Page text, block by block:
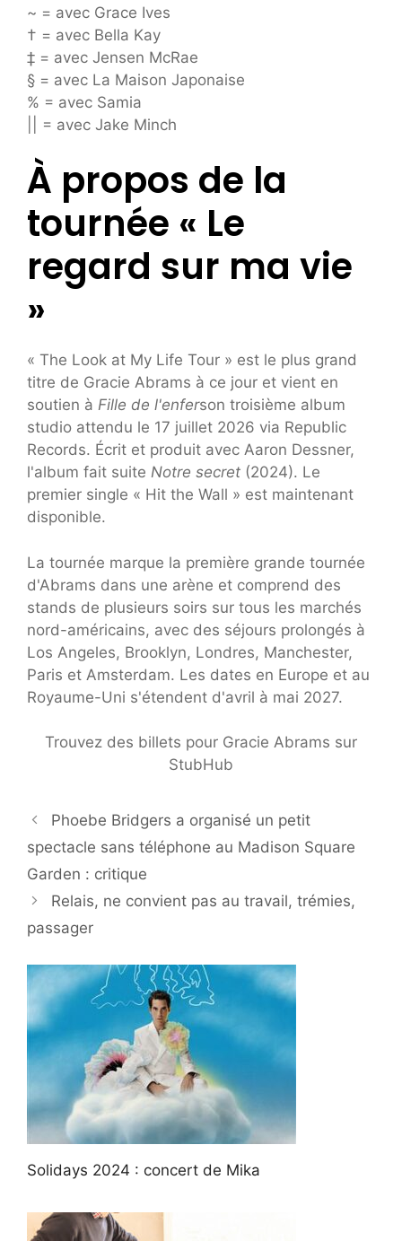
~ = avec Grace Ives
† = avec Bella Kay
‡ = avec Jensen McRae
§ = avec La Maison Japonaise
% = avec Samia
|| = avec Jake Minch
À propos de la
tournée « Le
regard sur ma vie
»
« The Look at My Life Tour » est le plus grand
titre de Gracie Abrams à ce jour et vient en
soutien à Fille de l'enferson troisième album
studio attendu le 17 juillet 2026 via Republic
Records. Écrit et produit avec Aaron Dessner,
l'album fait suite Notre secret (2024). Le
premier single « Hit the Wall » est maintenant
disponible.
La tournée marque la première grande tournée
d'Abrams dans une arène et comprend des
stands de plusieurs soirs sur tous les marchés
nord-américains, avec des séjours prolongés à
Los Angeles, Brooklyn, Londres, Manchester,
Paris et Amsterdam. Les dates en Europe et au
Royaume-Uni s'étendent d'avril à mai 2027.
Trouvez des billets pour Gracie Abrams sur
StubHub
Phoebe Bridgers a organisé un petit
spectacle sans téléphone au Madison Square
Garden : critique
Relais, ne convient pas au travail, trémies,
passager
Solidays 2024 : concert de Mika